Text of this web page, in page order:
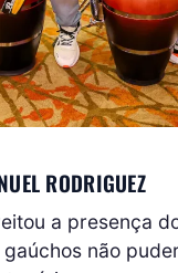
RODRIGUEZ
a presença
não